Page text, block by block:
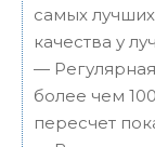
самых
качества у
—
более чем
пересчет